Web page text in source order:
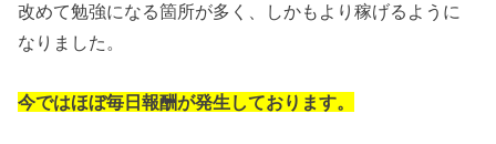
改めて勉強になる箇所が多く、しかもより稼げるように
なりました。
今ではほぼ毎日報酬が発生しております。